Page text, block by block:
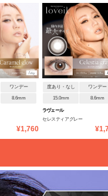
ワンデー
8.6mm
¥1,760
度あり・なし ワンデー
15.0mm 8.6mm
ラヴェール
セレスティアグレー